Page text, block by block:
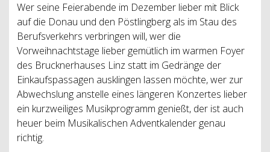
Wer seine Feierabende im Dezember lieber mit Blick
auf die Donau und den Pöstlingberg als im Stau des
Berufsverkehrs verbringen will, wer die
Vorweihnachtstage lieber gemütlich im warmen Foyer
des Brucknerhauses Linz statt im Gedränge der
Einkaufspassagen ausklingen lassen möchte, wer zur
Abwechslung anstelle eines längeren Konzertes lieber
ein kurzweiliges Musikprogramm genießt, der ist auch
heuer beim Musikalischen Adventkalender genau
richtig.